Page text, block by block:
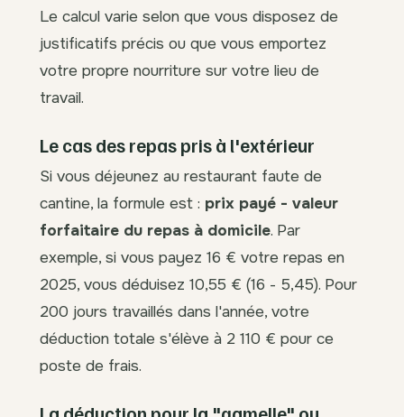
Le calcul varie selon que vous disposez de
justificatifs précis ou que vous emportez
votre propre nourriture sur votre lieu de
travail.
Le cas des repas pris à l'extérieur
Si vous déjeunez au restaurant faute de
cantine, la formule est : prix payé - valeur
forfaitaire du repas à domicile. Par
exemple, si vous payez 16 € votre repas en
2025, vous déduisez 10,55 € (16 - 5,45). Pour
200 jours travaillés dans l'année, votre
déduction totale s'élève à 2 110 € pour ce
poste de frais.